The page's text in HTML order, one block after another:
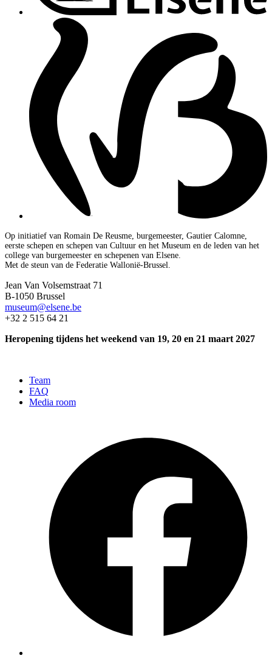
Op initiatief van Romain De Reusme, burgemeester, Gautier Calomne,
eerste schepen en schepen van Cultuur en het Museum en de leden van het
college van burgemeester en schepenen van Elsene.
Met de steun van de Federatie Wallonië-Brussel.
Jean Van Volsemstraat 71
B-1050 Brussel
museum@elsene.be
+32 2 515 64 21
Heropening tijdens het weekend van 19, 20 en 21 maart 2027
Team
FAQ
Media room